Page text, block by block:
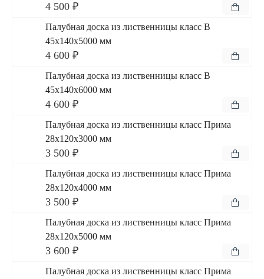
4 500 ₽
Палубная доска из лиственницы класс В
45x140x5000 мм
4 600 ₽
Палубная доска из лиственницы класс В
45x140x6000 мм
4 600 ₽
Палубная доска из лиственницы класс Прима
28x120x3000 мм
3 500 ₽
Палубная доска из лиственницы класс Прима
28x120x4000 мм
3 500 ₽
Палубная доска из лиственницы класс Прима
28x120x5000 мм
3 600 ₽
Палубная доска из лиственницы класс Прима